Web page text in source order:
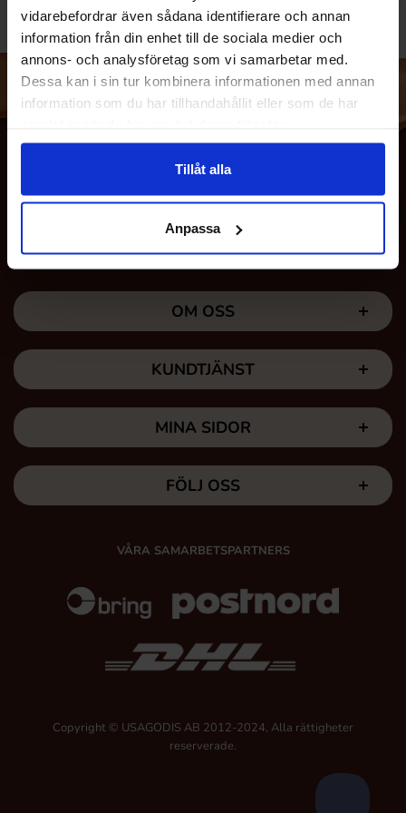
vidarebefordrar även sådana identifierare och annan
information från din enhet till de sociala medier och
annons- och analysföretag som vi samarbetar med.
Dessa kan i sin tur kombinera informationen med annan
information som du har tillhandahållit eller som de har
Tillåt alla
Anpassa
OM OSS
KUNDTJÄNST
MINA SIDOR
FÖLJ OSS
VÅRA SAMARBETSPARTNERS
Copyright © USAGODIS AB 2012-2024, Alla rättigheter
reserverade.